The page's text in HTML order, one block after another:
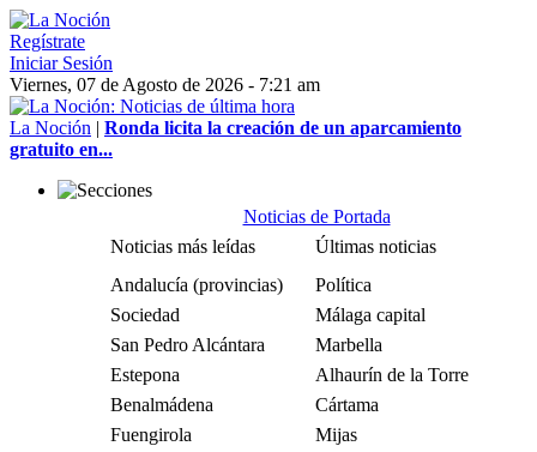
Regístrate
Iniciar Sesión
Viernes, 07 de Agosto de 2026 - 7:21 am
La Noción | Ronda licita la creación de un aparcamiento
gratuito en...
Noticias de Portada
Noticias más leídas
Últimas noticias
Andalucía (provincias)
Política
Sociedad
Málaga capital
San Pedro Alcántara
Marbella
Estepona
Alhaurín de la Torre
Benalmádena
Cártama
Fuengirola
Mijas